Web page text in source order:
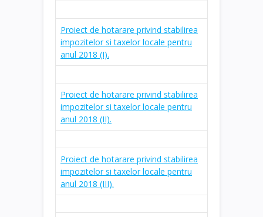
Proiect de hotarare privind stabilirea
impozitelor si taxelor locale pentru
anul 2018 (I).
Proiect de hotarare privind stabilirea
impozitelor si taxelor locale pentru
anul 2018 (II).
Proiect de hotarare privind stabilirea
impozitelor si taxelor locale pentru
anul 2018 (III).